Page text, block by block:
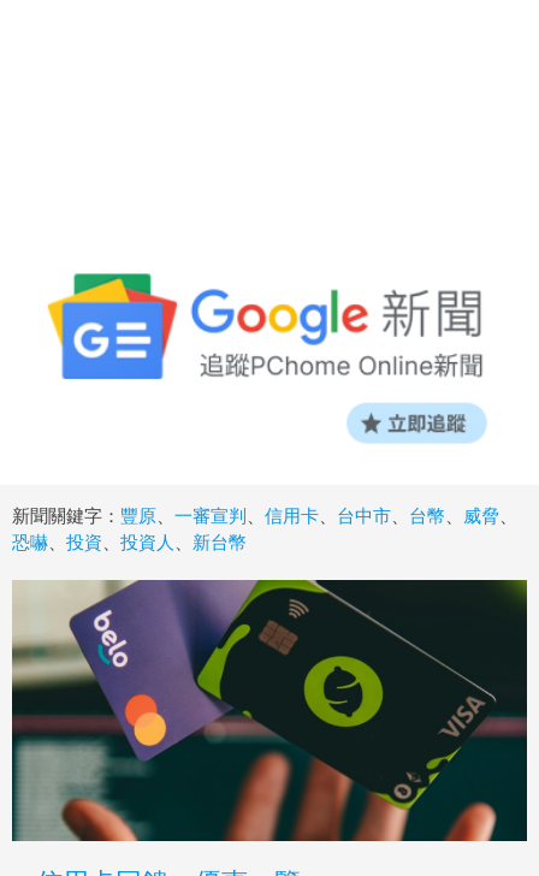
新聞關鍵字： 豐原 一審宣判 信用卡 台中市 台幣 威脅
恐嚇
投資 投資人 新台幣